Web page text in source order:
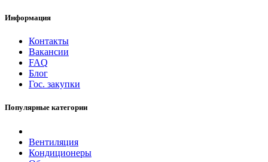
Информация
Контакты
Вакансии
FAQ
Блог
Гос. закупки
Популярные категории
Вентиляция
Кондиционеры